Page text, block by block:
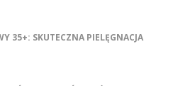
35+: SKUTECZNA PIELĘGNACJA